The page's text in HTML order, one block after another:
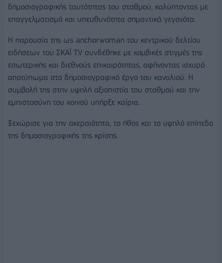
δημοσιογραφικής ταυτότητας του σταθμού, καλύπτοντας με
επαγγελματισμό και υπευθυνότητα σημαντικά γεγονότα.
Η παρουσία της ως anchorwoman του κεντρικού δελτίου
ειδήσεων του ΣΚΑΪ TV συνδέθηκε με κομβικές στιγμές της
εσωτερικής και διεθνούς επικαιρότητας, αφήνοντας ισχυρό
αποτύπωμα στο δημοσιογραφικό έργο του καναλιού. Η
συμβολή της στην υψηλή αξιοπιστία του σταθμού και την
εμπιστοσύνη του κοινού υπήρξε καίρια.
Ξεχώρισε για την ακεραιότητα, το ήθος και το υψηλό επίπεδο
της δημοσιογραφικής της κρίσης.